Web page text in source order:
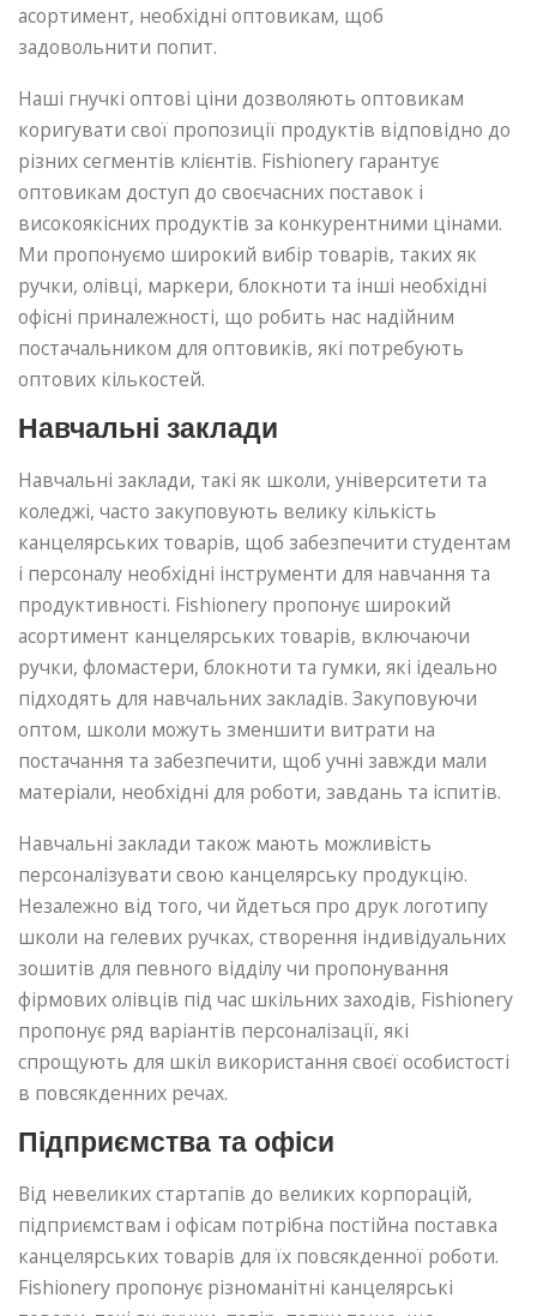
асортимент, необхідні оптовикам, щоб
задовольнити попит.
Наші гнучкі оптові ціни дозволяють оптовикам
коригувати свої пропозиції продуктів відповідно до
різних сегментів клієнтів. Fishionery гарантує
оптовикам доступ до своєчасних поставок і
високоякісних продуктів за конкурентними цінами.
Ми пропонуємо широкий вибір товарів, таких як
ручки, олівці, маркери, блокноти та інші необхідні
офісні приналежності, що робить нас надійним
постачальником для оптовиків, які потребують
оптових кількостей.
Навчальні заклади
Навчальні заклади, такі як школи, університети та
коледжі, часто закуповують велику кількість
канцелярських товарів, щоб забезпечити студентам
і персоналу необхідні інструменти для навчання та
продуктивності. Fishionery пропонує широкий
асортимент канцелярських товарів, включаючи
ручки, фломастери, блокноти та гумки, які ідеально
підходять для навчальних закладів. Закуповуючи
оптом, школи можуть зменшити витрати на
постачання та забезпечити, щоб учні завжди мали
матеріали, необхідні для роботи, завдань та іспитів.
Навчальні заклади також мають можливість
персоналізувати свою канцелярську продукцію.
Незалежно від того, чи йдеться про друк логотипу
школи на гелевих ручках, створення індивідуальних
зошитів для певного відділу чи пропонування
фірмових олівців під час шкільних заходів, Fishionery
пропонує ряд варіантів персоналізації, які
спрощують для шкіл використання своєї особистості
в повсякденних речах.
Підприємства та офіси
Від невеликих стартапів до великих корпорацій,
підприємствам і офісам потрібна постійна поставка
канцелярських товарів для їх повсякденної роботи.
Fishionery пропонує різноманітні канцелярські